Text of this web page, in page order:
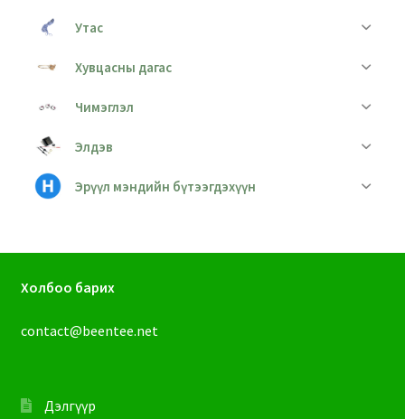
Утас
Хувцасны дагас
Чимэглэл
Элдэв
Эрүүл мэндийн бүтээгдэхүүн
Холбоо барих
contact@beentee.net
Дэлгүүр